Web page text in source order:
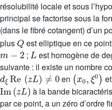
résolubilité locale et sous
principal se factorise sous la
(dans le fibré cotangent) d’un
plus
Q
est elliptique en ce
m-2
;
L
est homogène de
suivante : il existe un nombre
dξRe(zL )≠0
en
(x0,ξ0)
Im(zL )
à la bande
par ce point, a un zéro d’ordre